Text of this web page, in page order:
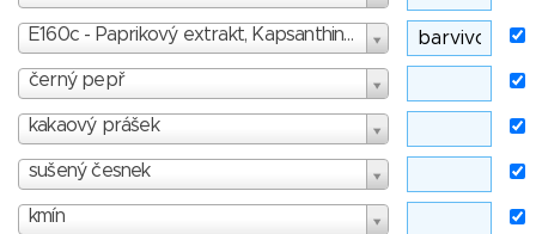
E160c - Paprikový extrakt, Kapsanthin, Kapsorubin - skóre: 0
černý pepř
kakaový prášek
sušený česnek
kmín